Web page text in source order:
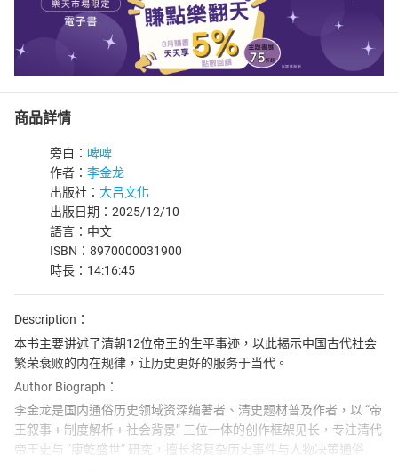
商品詳情
旁白： 啤啤
作者： 李金龙
出版社： 大吕文化
出版日期：2025/12/10
語言：中文
ISBN：8970000031900
時長：14:16:45
Description：
本书主要讲述了清朝12位帝王的生平事迹，以此揭示中国古代社会
繁荣衰败的内在规律，让历史更好的服务于当代。
Author Biograph：
李金龙是国内通俗历史领域资深编著者、清史题材普及作者，以 “帝
王叙事 + 制度解析 + 社会背景” 三位一体的创作框架见长，专注清代
帝王史与 “康乾盛世” 研究，擅长将复杂历史事件与人物决策通俗